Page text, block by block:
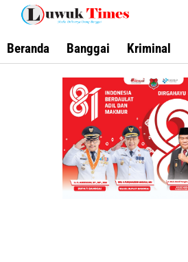
Lewati
konten
Beranda Banggai Kriminal